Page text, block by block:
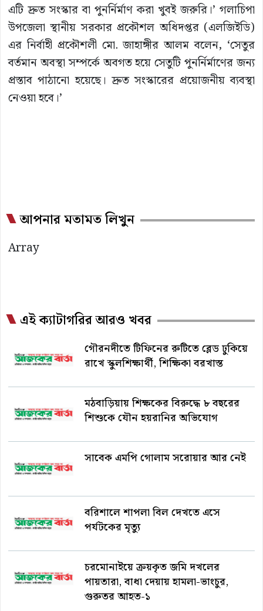
এটি দ্রুত সংস্কার বা পুনর্নির্মাণ করা খুবই জরুরি।’ গলাচিপা
উপজেলা স্থানীয় সরকার প্রকৌশল অধিদপ্তর (এলজিইডি)
এর নির্বাহী প্রকৌশলী মো. জাহাঙ্গীর আলম বলেন, ‘সেতুর
বর্তমান অবস্থা সম্পর্কে অবগত হয়ে সেতুটি পুনর্নির্মাণের জন্য
প্রস্তাব পাঠানো হয়েছে। দ্রুত সংস্কারের প্রয়োজনীয় ব্যবস্থা
নেওয়া হবে।’
আপনার মতামত লিখুন
Array
এই ক্যাটাগরির আরও খবর
গৌরনদীতে টিফিনের রুটিতে ব্লেড ঢুকিয়ে
রাখে স্কুলশিক্ষার্থী, শিক্ষিকা বরখাস্ত
মঠবাড়িয়ায় শিক্ষকের বিরুদ্ধে ৮ বছরের
শিশুকে যৌন হয়রানির অভিযোগ
সাবেক এমপি গোলাম সরোয়ার আর নেই
বরিশালে শাপলা বিল দেখতে এসে
পর্যটকের মৃত্যু
চরমোনাইয়ে ক্রয়কৃত জমি দখলের
পায়তারা, বাধা দেয়ায় হামলা-ভাংচুর,
গুরুতর আহত-১